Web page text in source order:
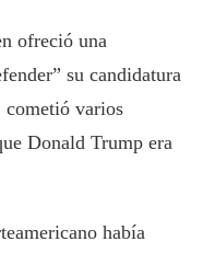
ofreció una
su candidatura
cometió varios
Donald Trump era
había